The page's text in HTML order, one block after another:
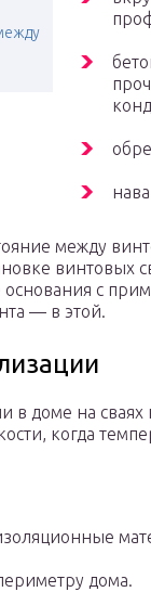
между
винтовых
основания с
— в этой.
в доме на
когда
дома.